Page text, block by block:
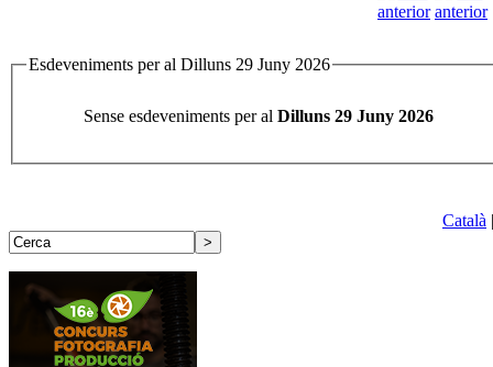
Esdeveniments per al Dilluns 29 Juny 2026
Sense esdeveniments per al Dilluns 29 Juny 2026
Català